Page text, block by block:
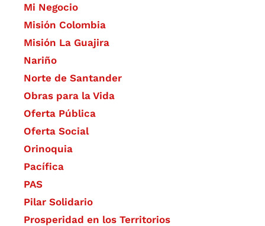
Mi Negocio
Misión Colombia
Misión La Guajira
Nariño
Norte de Santander
Obras para la Vida
Oferta Pública
Oferta Social​​
Orinoquia
Pacífica
PAS
Pilar Solidario
Prosperidad en los Territorios